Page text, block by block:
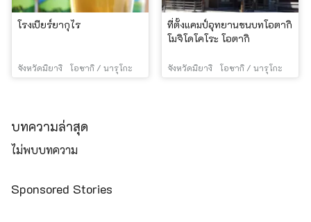
โรงเบียร์ยากุไร
จังหวัดมิยางิ โอซากิ / นารุโกะ
ที่ตั้งแคมป์อุทยานชนบทโอตากิ
โมจิโดโคโระ โอตากิ
จังหวัดมิยางิ โอซากิ / นารุโกะ
บทความล่าสุด
ไม่พบบทความ
Sponsored Stories